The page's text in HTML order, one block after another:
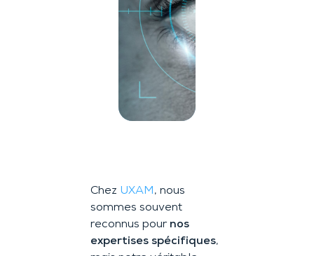
Chez UXAM, nous
sommes souvent
reconnus pour nos
expertises spécifiques,